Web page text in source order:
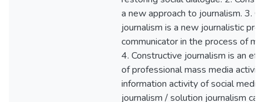
a new approach to journalism. 3.
journalism is a new journalistic
communicator in the process of
4. Constructive journalism is an
of professional mass media
information activity of social
journalism / solution journalism